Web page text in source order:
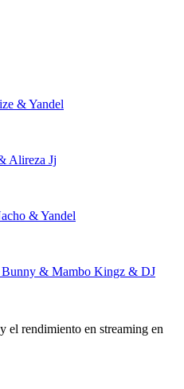
& Yandel
Alireza Jj
& Yandel
& Mambo Kingz & DJ
el rendimiento en streaming en